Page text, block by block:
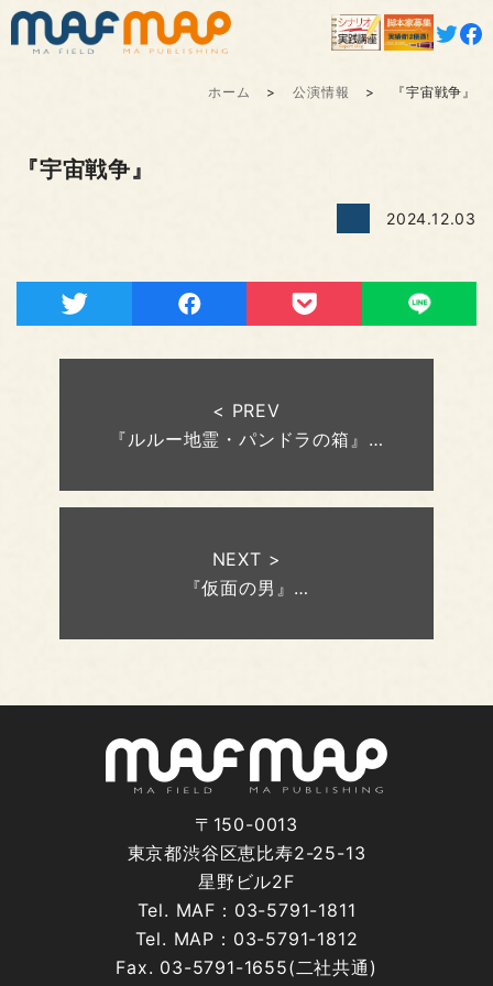
ホーム 公演情報 『宇宙戦争』
『宇宙戦争』
2024.12.03
< PREV
『ルルー地霊・パンドラの箱』…
NEXT >
『仮面の男』…
〒150-0013
東京都渋谷区恵比寿2-25-13
星野ビル2F
Tel. MAF：03-5791-1811
Tel. MAP：03-5791-1812
Fax. 03-5791-1655(二社共通)